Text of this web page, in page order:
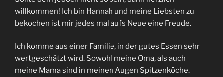
willkommen! Ich bin Hannah und meine Liebsten zu
bekochen ist mir jedes mal aufs Neue eine Freude.
Ich komme aus einer Familie, in der gutes Essen sehr
wertgeschätzt wird. Sowohl meine Oma, als auch
meine Mama sind in meinen Augen Spitzenköche.